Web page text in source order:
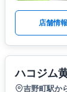
店舗情報
ハコジム
吉野町駅か